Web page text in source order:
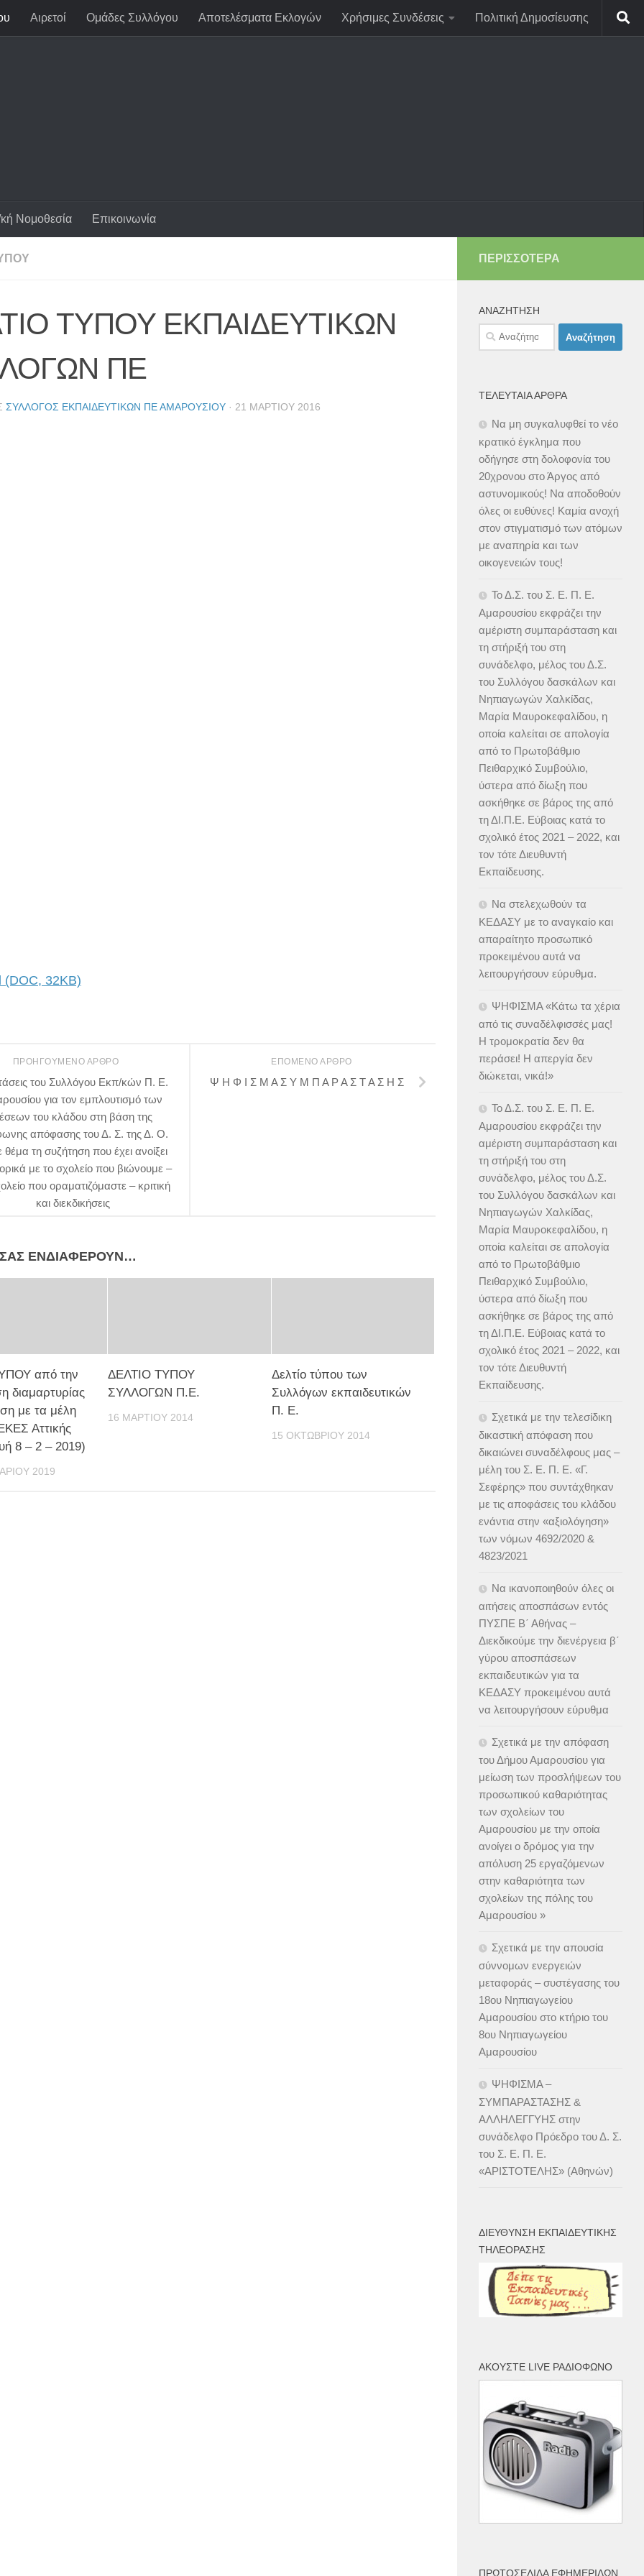
Αιρετοί Ομάδες Συλλόγου Αποτελέσματα Εκλογών Χρήσιμες Συνδέσεις Πολιτική Δημοσίευσης
Νομοθεσία Επικοινωνία
ΤΥΠΟΥ ΕΚΠΑΙΔΕΥΤΙΚΩΝ
ΠΕ
ΣΎΛΛΟΓΟΣ ΕΚΠΑΙΔΕΥΤΙΚΏΝ ΠΕ ΑΜΑΡΟΥΣΊΟΥ · 21 ΜΑΡΤΊΟΥ 2016
(DOC, 32KB)
ΕΠΌΜΕΝΟ ΆΡΘΡΟ
Ψ Η Φ Ι Σ Μ Α Σ Υ Μ Π Α Ρ Α Σ Τ Α Σ Η Σ
ΠΡΟΗΓΟΎΜΕΝΟ ΆΡΘΡΟ
του Συλλόγου Εκπ/κών Π. Ε.
για τον εμπλουτισμό των
του κλάδου στη βάση της
απόφασης του Δ. Σ. της Δ. Ο.
τη συζήτηση που έχει ανοίξει
με το σχολείο που βιώνουμε –
που οραματιζόμαστε – κριτική
και διεκδικήσεις
ΣΑΣ ΕΝΔΙΑΦΈΡΟΥΝ…
από την
διαμαρτυρίας
με τα μέλη
Αττικής
8 – 2 – 2019)
2019
ΔΕΛΤΙΟ ΤΥΠΟΥ
ΣΥΛΛΟΓΩΝ Π.Ε.
16 ΜΑΡΤΊΟΥ 2014
Δελτίο τύπου των
Συλλόγων εκπαιδευτικών
Π. Ε.
15 ΟΚΤΩΒΡΊΟΥ 2014
ΠΕΡΙΣΣΌΤΕΡΑ
ΑΝΑΖΉΤΗΣΗ
Αναζήτηση
για:
ΤΕΛΕΥΤΑΊΑ ΆΡΘΡΑ
Να μη συγκαλυφθεί το νέο
κρατικό έγκλημα που
οδήγησε στη δολοφονία του
20χρονου στο Άργος από
αστυνομικούς! Να αποδοθούν
όλες οι ευθύνες! Καμία ανοχή
στον στιγματισμό των ατόμων
με αναπηρία και των
οικογενειών τους!
Το Δ.Σ. του Σ. Ε. Π. Ε.
Αμαρουσίου εκφράζει την
αμέριστη συμπαράσταση και
τη στήριξή του στη
συνάδελφο, μέλος του Δ.Σ.
του Συλλόγου δασκάλων και
Νηπιαγωγών Χαλκίδας,
Μαρία Μαυροκεφαλίδου, η
οποία καλείται σε απολογία
από το Πρωτοβάθμιο
Πειθαρχικό Συμβούλιο,
ύστερα από δίωξη που
ασκήθηκε σε βάρος της από
τη ΔΙ.Π.Ε. Εύβοιας κατά το
σχολικό έτος 2021 – 2022, και
τον τότε Διευθυντή
Εκπαίδευσης.
Να στελεχωθούν τα
ΚΕΔΑΣΥ με το αναγκαίο και
απαραίτητο προσωπικό
προκειμένου αυτά να
λειτουργήσουν εύρυθμα.
ΨΗΦΙΣΜΑ «Κάτω τα χέρια
από τις συναδέλφισσές μας!
Η τρομοκρατία δεν θα
περάσει! Η απεργία δεν
διώκεται, νικά!»
Το Δ.Σ. του Σ. Ε. Π. Ε.
Αμαρουσίου εκφράζει την
αμέριστη συμπαράσταση και
τη στήριξή του στη
συνάδελφο, μέλος του Δ.Σ.
του Συλλόγου δασκάλων και
Νηπιαγωγών Χαλκίδας,
Μαρία Μαυροκεφαλίδου, η
οποία καλείται σε απολογία
από το Πρωτοβάθμιο
Πειθαρχικό Συμβούλιο,
ύστερα από δίωξη που
ασκήθηκε σε βάρος της από
τη ΔΙ.Π.Ε. Εύβοιας κατά το
σχολικό έτος 2021 – 2022, και
τον τότε Διευθυντή
Εκπαίδευσης.
Σχετικά με την τελεσίδικη
δικαστική απόφαση που
δικαιώνει συναδέλφους μας –
μέλη του Σ. Ε. Π. Ε. «Γ.
Σεφέρης» που συντάχθηκαν
με τις αποφάσεις του κλάδου
ενάντια στην «αξιολόγηση»
των νόμων 4692/2020 &
4823/2021
Να ικανοποιηθούν όλες οι
αιτήσεις αποσπάσων εντός
ΠΥΣΠΕ Β΄ Αθήνας –
Διεκδικούμε την διενέργεια β΄
γύρου αποσπάσεων
εκπαιδευτικών για τα
ΚΕΔΑΣΥ προκειμένου αυτά
να λειτουργήσουν εύρυθμα
Σχετικά με την απόφαση
του Δήμου Αμαρουσίου για
μείωση των προσλήψεων του
προσωπικού καθαριότητας
των σχολείων του
Αμαρουσίου με την οποία
ανοίγει ο δρόμος για την
απόλυση 25 εργαζόμενων
στην καθαριότητα των
σχολείων της πόλης του
Αμαρουσίου »
Σχετικά με την απουσία
σύννομων ενεργειών
μεταφοράς – συστέγασης του
18ου Νηπιαγωγείου
Αμαρουσίου στο κτήριο του
8ου Νηπιαγωγείου
Αμαρουσίου
ΨΗΦΙΣΜΑ –
ΣΥΜΠΑΡΑΣΤΑΣΗΣ &
ΑΛΛΗΛΕΓΓΥΗΣ στην
συνάδελφο Πρόεδρο του Δ. Σ.
του Σ. Ε. Π. Ε.
«ΑΡΙΣΤΟΤΕΛΗΣ» (Αθηνών)
ΔΙΕΎΘΥΝΣΗ ΕΚΠΑΙΔΕΥΤΙΚΉΣ
ΤΗΛΕΌΡΑΣΗΣ
ΑΚΟΎΣΤΕ LIVE ΡΑΔΙΌΦΩΝΟ
ΠΡΩΤΟΣΈΛΙΔΑ ΕΦΗΜΕΡΊΔΩΝ